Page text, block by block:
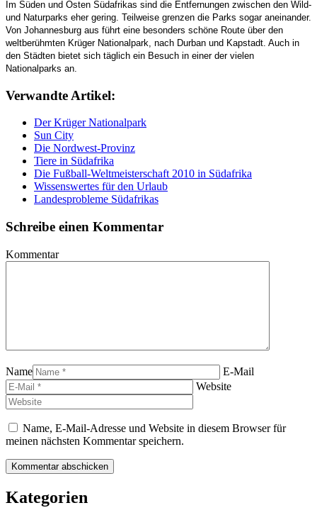
Im Süden und Osten Südafrikas sind die Entfernungen zwischen den Wild-
und Naturparks eher gering. Teilweise grenzen die Parks sogar aneinander.
Von Johannesburg aus führt eine besonders schöne Route über den
weltberühmten Krüger Nationalpark, nach Durban und Kapstadt. Auch in
den Städten bietet sich täglich ein Besuch in einer der vielen
Nationalparks an.
Verwandte Artikel:
Der Krüger Nationalpark
Sun City
Die Nordwest-Provinz
Tiere in Südafrika
Die Fußball-Weltmeisterschaft 2010 in Südafrika
Wissenswertes für den Urlaub
Landesprobleme Südafrikas
Schreibe einen Kommentar
Kommentar
Name
E-Mail
Website
Name, E-Mail-Adresse und Website in diesem Browser für
meinen nächsten Kommentar speichern.
Kategorien